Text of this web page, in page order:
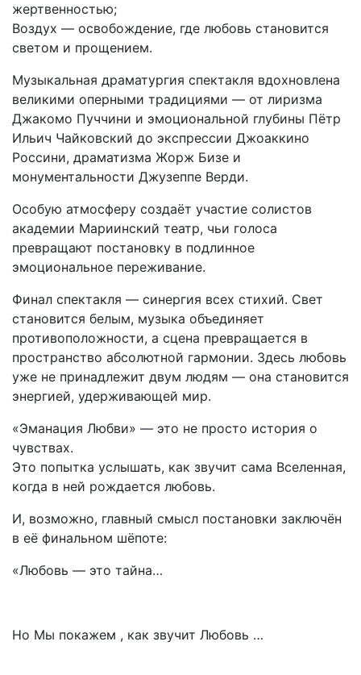
жертвенностью;
Воздух — освобождение, где любовь становится
светом и прощением.
Музыкальная драматургия спектакля вдохновлена
великими оперными традициями — от лиризма
Джакомо Пуччини и эмоциональной глубины Пётр
Ильич Чайковский до экспрессии Джоаккино
Россини, драматизма Жорж Бизе и
монументальности Джузеппе Верди.
Особую атмосферу создаёт участие солистов
академии Мариинский театр, чьи голоса
превращают постановку в подлинное
эмоциональное переживание.
Финал спектакля — синергия всех стихий. Свет
становится белым, музыка объединяет
противоположности, а сцена превращается в
пространство абсолютной гармонии. Здесь любовь
уже не принадлежит двум людям — она становится
энергией, удерживающей мир.
«Эманация Любви» — это не просто история о
чувствах.
Это попытка услышать, как звучит сама Вселенная,
когда в ней рождается любовь.
И, возможно, главный смысл постановки заключён
в её финальном шёпоте:
«Любовь — это тайна…
Но Мы покажем , как звучит Любовь …